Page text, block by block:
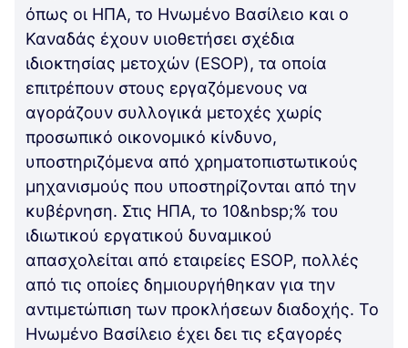
όπως οι ΗΠΑ, το Ηνωμένο Βασίλειο και ο
Καναδάς έχουν υιοθετήσει σχέδια
ιδιοκτησίας μετοχών (ESOP), τα οποία
επιτρέπουν στους εργαζόμενους να
αγοράζουν συλλογικά μετοχές χωρίς
προσωπικό οικονομικό κίνδυνο,
υποστηριζόμενα από χρηματοπιστωτικούς
μηχανισμούς που υποστηρίζονται από την
κυβέρνηση. Στις ΗΠΑ, το 10&nbsp;% του
ιδιωτικού εργατικού δυναμικού
απασχολείται από εταιρείες ESOP, πολλές
από τις οποίες δημιουργήθηκαν για την
αντιμετώπιση των προκλήσεων διαδοχής. Το
Ηνωμένο Βασίλειο έχει δει τις εξαγορές